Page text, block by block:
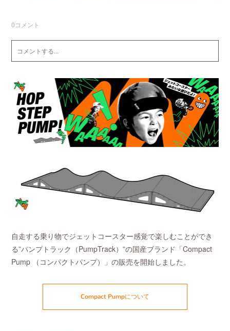
0コメント
自走する乗り物でジェットコースター感覚で楽しむことができ
る”パンプトラック（PumpTrack）”の国産ブランド「Compact
Pump （コンパクトパンプ）」の販売を開始しました。
Compact Pumpについて